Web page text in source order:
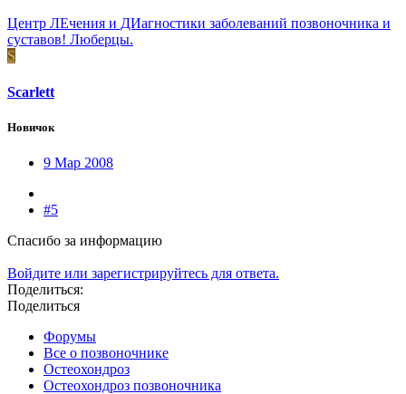
Центр ЛЕчения и ДИагностики заболеваний позвоночника и
суставов! Люберцы.
S
Scarlett
Новичок
9 Мар 2008
#5
Спасибо за информацию
Войдите или зарегистрируйтесь для ответа.
Поделиться:
Поделиться
Форумы
Все о позвоночнике
Остеохондроз
Остеохондроз позвоночника